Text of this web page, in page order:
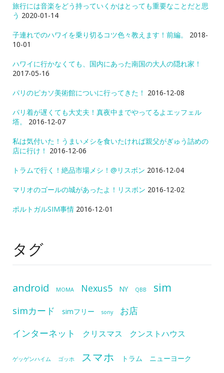
旅行には音楽をどう持っていくかはとっても重要なことだと思
う 2020-01-14
子連れでのハワイを乗り切るコツ色々教えます！前編。
2018-
10-01
ハワイに行かなくても、国内にあった南国の大人の隠れ家！
2017-05-16
パリのピカソ美術館についに行ってきた！ 2016-12-08
パリ着が遅くても大丈夫！真夜中までやってるよエッフェル
塔。
2016-12-07
私は気付いた！うまいメシを食いたければ親父がぎゅう詰めの
店に行け！ 2016-12-06
トラムで行く！絶品市場メシ！@リスボン 2016-12-04
マリオのゴールの城があったよ！リスボン 2016-12-02
ポルトガルSIM事情 2016-12-01
タグ
android MOMA Nexus5 NY QBB sim
simカード simフリー sony
お店
インターネット
クリスマス クンストハウス
ゲッゲンハイム ゴッホ スマホ トラム ニューヨーク